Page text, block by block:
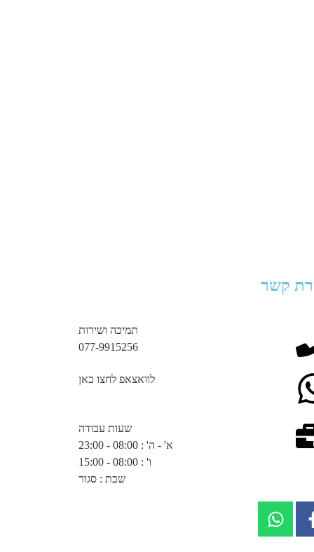
קשר
תמיכה ושירות
077-9915256
לוואצאפ לחצו כאן
שעות עבודה
א' - ה' : 08:00 - 23:00
ו' : 08:00 - 15:00
שבת : סגור